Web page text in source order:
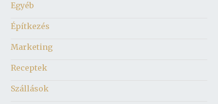
Egyéb
Építkezés
Marketing
Receptek
Szállások